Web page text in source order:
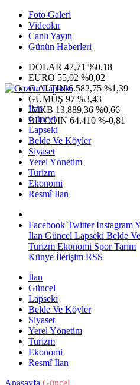
Foto Galeri
Videolar
Canlı Yayın
Günün Haberleri
DOLAR 47,71 %0,18
EURO 55,02 %0,02
G.ALTIN6.582,75 %1,39
GÜMÜŞ 97 %3,43
IMKB 13.889,36 %0,66
BITCOIN 64.410 %-0,81
İlan
Güncel
Lapseki
Belde Ve Köyler
Siyaset
Yerel Yönetim
Turizm
Ekonomi
Resmî İlan
Facebook Twitter Instagram
İlan Güncel Lapseki Belde
Turizm Ekonomi SporTarım
Künye İletişim RSS
İlan
Güncel
Lapseki
Belde Ve Köyler
Siyaset
Yerel Yönetim
Turizm
Ekonomi
Resmî İlan
Anasayfa Güncel